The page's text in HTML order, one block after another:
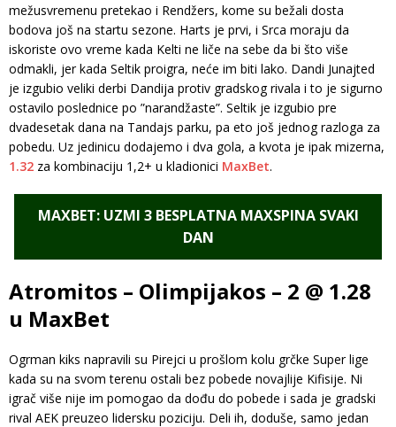
mežusvremenu pretekao i Rendžers, kome su bežali dosta
bodova još na startu sezone. Harts je prvi, i Srca moraju da
iskoriste ovo vreme kada Kelti ne liče na sebe da bi što više
odmakli, jer kada Seltik proigra, neće im biti lako. Dandi Junajted
je izgubio veliki derbi Dandija protiv gradskog rivala i to je sigurno
ostavilo poslednice po ”narandžaste”. Seltik je izgubio pre
dvadesetak dana na Tandajs parku, pa eto još jednog razloga za
pobedu. Uz jedinicu dodajemo i dva gola, a kvota je ipak mizerna,
1.32 za kombinaciju 1,2+ u kladionici MaxBet.
MAXBET: UZMI 3 BESPLATNA MAXSPINA SVAKI
DAN
Atromitos – Olimpijakos – 2 @ 1.28
u MaxBet
Ogrman kiks napravili su Pirejci u prošlom kolu grčke Super lige
kada su na svom terenu ostali bez pobede novajlije Kifisije. Ni
igrač više nije im pomogao da dođu do pobede i sada je gradski
rival AEK preuzeo lidersku poziciju. Deli ih, doduše, samo jedan